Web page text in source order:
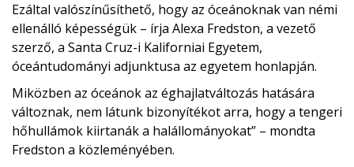
Ezáltal valószínűsíthető, hogy az óceánoknak van némi
ellenálló képességük – írja Alexa Fredston, a vezető
szerző, a Santa Cruz-i Kaliforniai Egyetem,
óceántudományi adjunktusa az egyetem honlapján.
Miközben az óceánok az éghajlatváltozás hatására
változnak, nem látunk bizonyítékot arra, hogy a tengeri
hőhullámok kiirtanák a halállományokat” – mondta
Fredston a közleményében.